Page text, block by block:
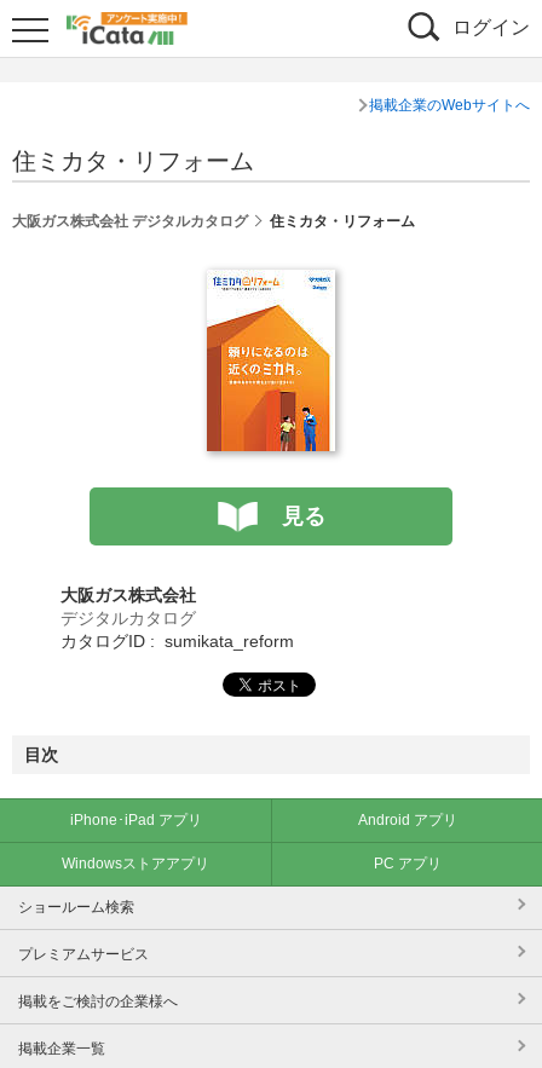
ログイン
掲載企業のWebサイトへ
住ミカタ・リフォーム
大阪ガス株式会社 デジタルカタログ 住ミカタ・リフォーム
見る
大阪ガス株式会社
デジタルカタログ
カタログID : sumikata_reform
目次
iPhone･iPad アプリ Android アプリ
Windowsストアアプリ PC アプリ
ショールーム検索
プレミアムサービス
掲載をご検討の企業様へ
掲載企業一覧